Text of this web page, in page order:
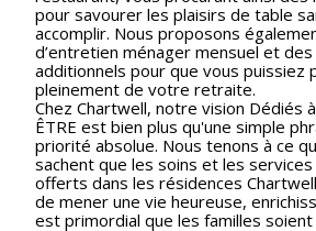
pour savourer les plaisirs de table
accomplir. Nous proposons
d’entretien ménager mensuel et
additionnels pour que vous puissiez
pleinement de votre retraite.
Chez Chartwell, notre vision Dédiés
ÊTRE est bien plus qu'une simple
priorité absolue. Nous tenons à ce
sachent que les soins et les
offerts dans les résidences
de mener une vie heureuse,
est primordial que les familles